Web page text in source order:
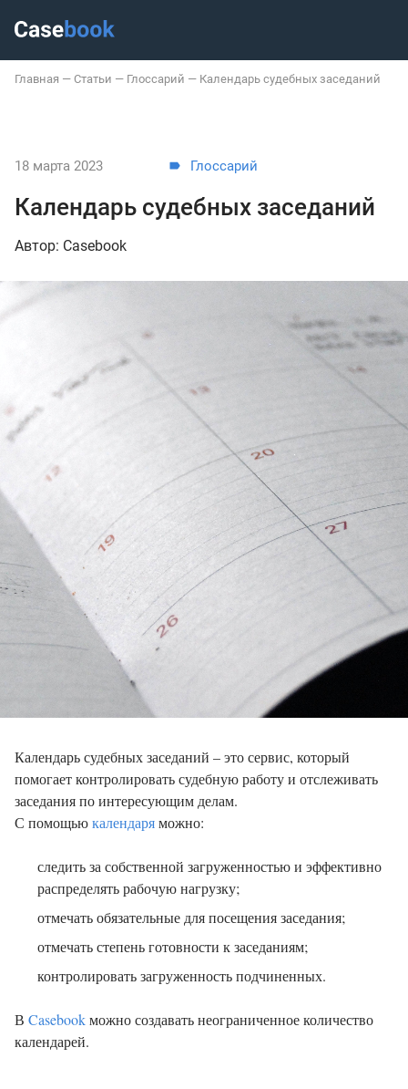
Главная — Статьи — Глоссарий — Календарь судебных заседаний
18 марта 2023 Глоссарий
Календарь судебных заседаний
Автор: Casebook
Календарь судебных заседаний – это сервис, который
помогает контролировать судебную работу и отслеживать
заседания по интересующим делам.
С помощьюкалендаряможно:
следить за собственной загруженностью и эффективно
распределять рабочую нагрузку;
отмечать обязательные для посещения заседания;
отмечать степень готовности к заседаниям;
контролировать загруженность подчиненных.
В Casebookможно создавать неограниченное количество
календарей.